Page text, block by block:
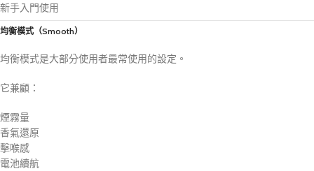
新手入門使用
均衡模式（Smooth）
均衡模式是大部分使用者最常使用的設定。
它兼顧：
煙霧量
香氣還原
擊喉感
電池續航